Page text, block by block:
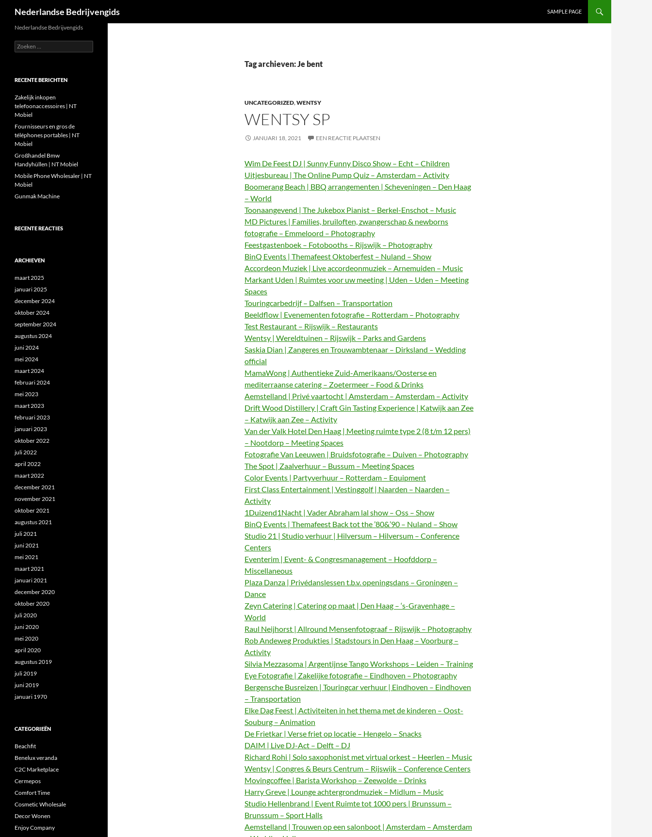
Nederlandse Bedrijvengids SAMPLE PAGE
Tag archieven: Je bent
UNCATEGORIZED,WENTSY
WENTSY SP
JANUARI 18, 2021 EEN REACTIE PLAATSEN
Wim De Feest DJ | Sunny Funny Disco Show – Echt – Children
Uitjesbureau | The Online Pump Quiz – Amsterdam – Activity
Boomerang Beach | BBQ arrangementen | Scheveningen – Den Haag
– World
Toonaangevend | The Jukebox Pianist – Berkel-Enschot – Music
MD Pictures | Families, bruiloften, zwangerschap & newborns
fotografie – Emmeloord – Photography
Feestgastenboek – Fotobooths – Rijswijk – Photography
BinQ Events | Themafeest Oktoberfest – Nuland – Show
Accordeon Muziek | Live accordeonmuziek – Arnemuiden – Music
Markant Uden | Ruimtes voor uw meeting | Uden – Uden – Meeting
Spaces
Touringcarbedrijf – Dalfsen – Transportation
Beeldflow | Evenementen fotografie – Rotterdam – Photography
Test Restaurant – Rijswijk – Restaurants
Wentsy | Wereldtuinen – Rijswijk – Parks and Gardens
Saskia Dian | Zangeres en Trouwambtenaar – Dirksland – Wedding
official
MamaWong | Authentieke Zuid-Amerikaans/Oosterse en
mediterraanse catering – Zoetermeer – Food & Drinks
Aemstelland | Privé vaartocht | Amsterdam – Amsterdam – Activity
Drift Wood Distillery | Craft Gin Tasting Experience | Katwijk aan Zee
– Katwijk aan Zee – Activity
Van der Valk Hotel Den Haag | Meeting ruimte type 2 (8 t/m 12 pers)
– Nootdorp – Meeting Spaces
Fotografie Van Leeuwen | Bruidsfotografie – Duiven – Photography
The Spot | Zaalverhuur – Bussum – Meeting Spaces
Color Events | Partyverhuur – Rotterdam – Equipment
First Class Entertainment | Vestinggolf | Naarden – Naarden –
Activity
1Duizend1Nacht | Vader Abraham lal show – Oss – Show
BinQ Events | Themafeest Back tot the ’80&’90 – Nuland – Show
Studio 21 | Studio verhuur | Hilversum – Hilversum – Conference
Centers
Eventerim | Event- & Congresmanagement – Hoofddorp –
Miscellaneous
Plaza Danza | Privédanslessen t.b.v. openingsdans – Groningen –
Dance
Zeyn Catering | Catering op maat | Den Haag – ‘s-Gravenhage –
World
Raul Neijhorst | Allround Mensenfotograaf – Rijswijk – Photography
Rob Andeweg Produkties | Stadstours in Den Haag – Voorburg –
Activity
Silvia Mezzasoma | Argentijnse Tango Workshops – Leiden – Training
Eye Fotografie | Zakelijke fotografie – Eindhoven – Photography
Bergensche Busreizen | Touringcar verhuur | Eindhoven – Eindhoven
– Transportation
Elke Dag Feest | Activiteiten in het thema met de kinderen – Oost-
Souburg – Animation
De Frietkar | Verse friet op locatie – Hengelo – Snacks
DAIM | Live DJ-Act – Delft – DJ
Richard Rohi | Solo saxophonist met virtual orkest – Heerlen – Music
Wentsy | Congres & Beurs Centrum – Rijswijk – Conference Centers
Movingcoffee | Barista Workshop – Zeewolde – Drinks
Harry Greve | Lounge achtergrondmuziek – Midlum – Music
Studio Hellenbrand | Event Ruimte tot 1000 pers | Brunssum –
Brunssum – Sport Halls
Aemstelland | Trouwen op een salonboot | Amsterdam – Amsterdam
Nederlandse Bedrijvengids
Zoeken
naar:
RECENTE BERICHTEN
Zakelijk inkopen
telefoonaccessoires | NT
Mobiel
Fournisseurs en gros de
téléphones portables | NT
Mobiel
Großhandel Bmw
Handyhüllen | NT Mobiel
Mobile Phone Wholesaler | NT
Mobiel
Gunmak Machine
RECENTE REACTIES
ARCHIEVEN
maart 2025
januari 2025
december 2024
oktober 2024
september 2024
augustus 2024
juni 2024
mei 2024
maart 2024
februari 2024
mei 2023
maart 2023
februari 2023
januari 2023
oktober 2022
juli 2022
april 2022
maart 2022
december 2021
november 2021
oktober 2021
augustus 2021
juli 2021
juni 2021
mei 2021
maart 2021
januari 2021
december 2020
oktober 2020
juli 2020
juni 2020
mei 2020
april 2020
augustus 2019
juli 2019
juni 2019
januari 1970
CATEGORIEËN
Beachfit
Benelux veranda
C2C Marketplace
Cermepos
Comfort Time
Cosmetic Wholesale
Decor Wonen
Enjoy Company